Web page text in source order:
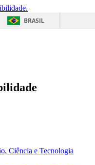
BRASIL
Ciência e Tecnologia